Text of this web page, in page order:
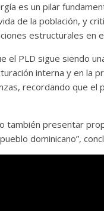
es un pilar
de la población, y
estructurales en
el PLD sigue siendo
interna y en la
recordando que
también presentar
dominicano”,